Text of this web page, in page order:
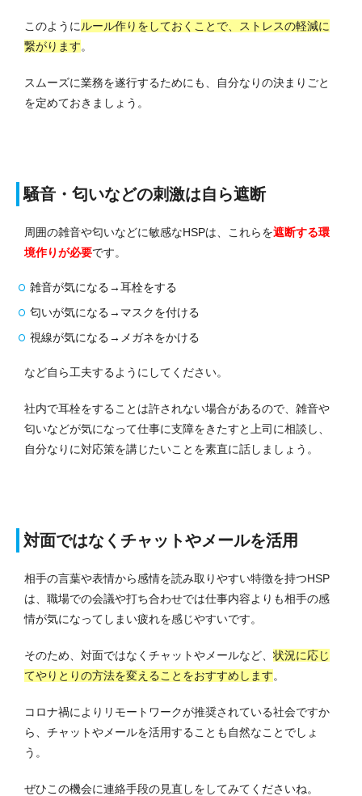
このように ルール作りをしておくことで、ストレスの軽減に
繋がります。
スムーズに業務を遂行するためにも、自分なりの決まりごと
を定めておきましょう。
騒音・匂いなどの刺激は自ら遮断
周囲の雑音や匂いなどに敏感なHSPは、これらを遮断する環
境作りが必要です。
雑音が気になる→耳栓をする
匂いが気になる→マスクを付ける
視線が気になる→メガネをかける
など自ら工夫するようにしてください。
社内で耳栓をすることは許されない場合があるので、雑音や
匂いなどが気になって仕事に支障をきたすと上司に相談し、
自分なりに対応策を講じたいことを素直に話しましょう。
対面ではなくチャットやメールを活用
相手の言葉や表情から感情を読み取りやすい特徴を持つHSP
は、職場での会議や打ち合わせでは仕事内容よりも相手の感
情が気になってしまい疲れを感じやすいです。
そのため、対面ではなくチャットやメールなど、 状況に応じ
てやりとりの方法を変えることをおすすめします。
コロナ禍によりリモートワークが推奨されている社会ですか
ら、チャットやメールを活用することも自然なことでしょ
う。
ぜひこの機会に連絡手段の見直しをしてみてくださいね。